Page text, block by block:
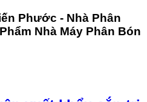
Phước - Nhà Phân
Nhà Máy Phân Bón